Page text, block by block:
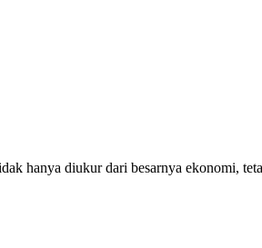
hanya diukur dari besarnya ekonomi,